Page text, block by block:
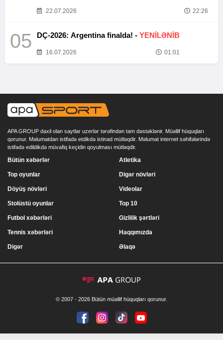
22.07.2026 22:26
05 DÇ-2026: Argentina finalda! - YENİLƏNİB
16.07.2026 01:01
APA GROUP daxil olan saytlar uzerlər tərəfindən tam dəstəklənir. Müəllif hüquqları
qorunur. Məlumatdan istifadə etdikdə istinad mütləqdir. Məlumat internet səhifələrində
istifadə edildikdə müvafiq keçidin qoyulması mütləqdir.
Bütün xəbərlər
Top oyunlar
Döyüş növləri
Stolüstü oyunlar
Atletika
Digər növləri
Videolar
Top 10
Futbol xəbərləri
Tennis xəbərləri
Digər
Gizlilik şərtləri
Haqqımızda
Əlaqə
© 2007 - 2026 Bütün müəllif hüquqları qorunur.